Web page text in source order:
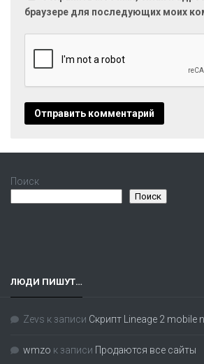
браузере для последующих моих
Поиск
Поиск
ЛЮДИ ПИШУТ…
Zevs к записи Скрипт Lineage 2 mobile
wmzo к записи Продаются все сайты